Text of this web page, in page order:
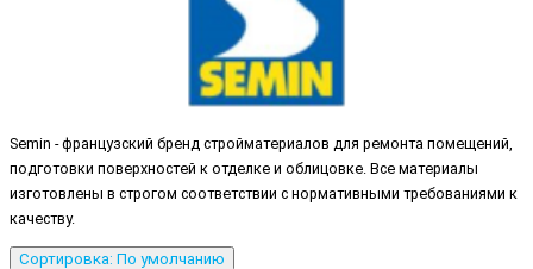
Semin - французский бренд стройматериалов для ремонта помещений,
подготовки поверхностей к отделке и облицовке. Все материалы
изготовлены в строгом соответствии с нормативными требованиями к
качеству.
Сортировка: По умолчанию